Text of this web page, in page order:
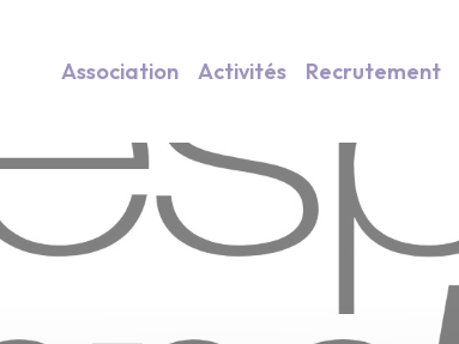
Association Activités Recrutement